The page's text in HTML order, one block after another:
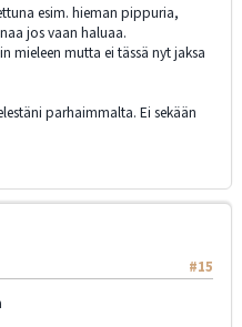
esim. hieman pippuria,
jos vaan haluaa.
mieleen mutta ei tässä nyt jaksa
parhaimmalta. Ei sekään
#15